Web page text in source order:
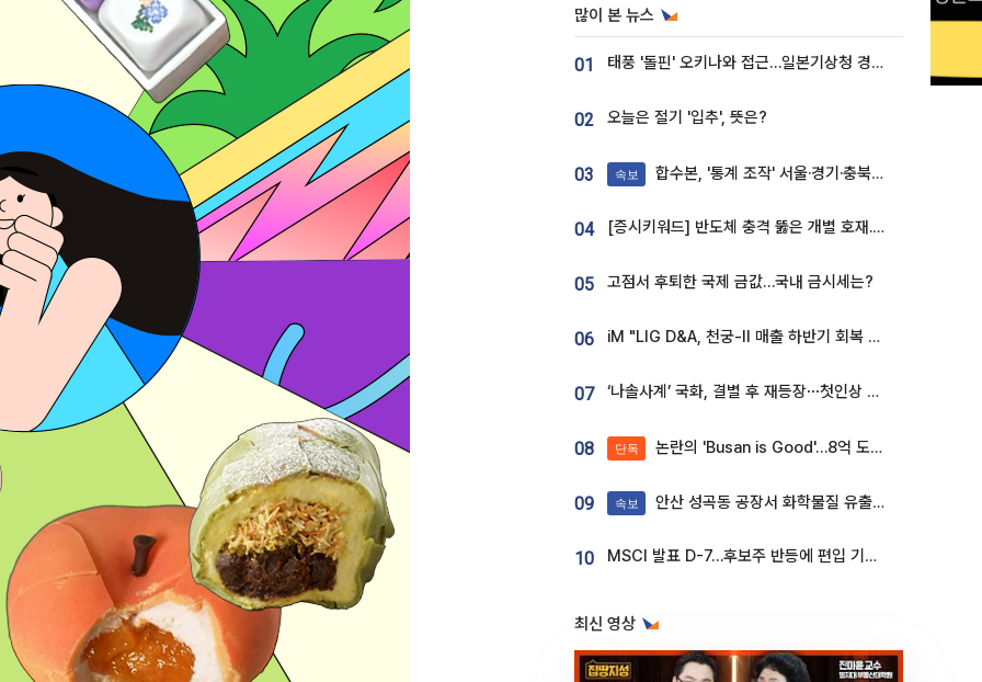
많이 본 뉴스
01 태풍 '돌핀' 오키나와 접근…일본기상청 경로 업데이트
02 오늘은 절기 '입추', 뜻은?
03 속보 합수본, '통계 조작' 서울·경기·충북 선관위 등 추가 압수수색
04 [증시키워드] 반도체 충격 뚫은 개별 호재...포스코퓨처엠·에코프로·한화솔루션 '눈길'
05 고점서 후퇴한 국제 금값…국내 금시세는?
06 iM "LIG D&A, 천궁-II 매출 하반기 회복 전망…방산 톱픽 유지"
07 ‘나솔사계’ 국화, 결별 후 재등장⋯첫인상 투표 휩쓸고 ‘인기녀’ 등극
08 단독 논란의 'Busan is Good'…8억 도시브랜드, 용산 대통령실 CI 업체가 수행
09 속보 안산 성곡동 공장서 화학물질 유출 사고 발생
10 MSCI 발표 D-7…후보주 반등에 편입 기대 재점화
최신 영상